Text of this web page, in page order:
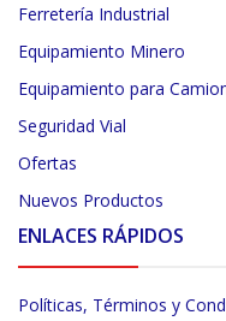
Ferretería Industrial
Equipamiento Minero
Equipamiento para
Seguridad Vial
Ofertas
Nuevos Productos
ENLACES RÁPIDOS
Políticas, Términos y